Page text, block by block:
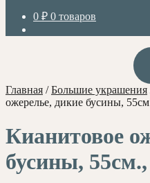
0 ₽ 0 товаров
Главная /Большие украшения
ожерелье, дикие бусины,
Кианитовое
бусины,